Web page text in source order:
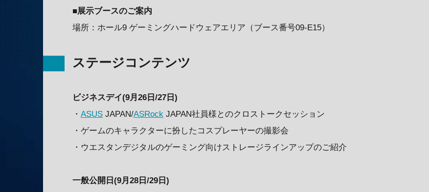
■展示ブースのご案内
場所：ホール9 ゲーミングハードウェアエリア（ブース番号09-E15）
ステージコンテンツ
ビジネスデイ(9月26日/27日)
・ ASUS JAPAN/ASRock JAPAN社員様とのクロストークセッション
・ゲームのキャラクターに扮したコスプレーヤーの撮影会
・ウエスタンデジタルのゲーミング向けストレージラインアップのご紹介
一般公開日(9月28日/29日)